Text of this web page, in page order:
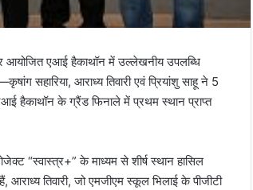
आयोजित एआई हैकाथॉन में उल्लेखनीय उपलब्धि
सहारिया, आराध्य तिवारी एवं प्रियांशु साहू ने 5
हैकाथॉन के ग्रैंड फिनाले में प्रथम स्थान प्राप्त
“स्वास्त्र+” के माध्यम से शीर्ष स्थान हासिल
तिवारी, जो एमजीएम स्कूल भिलाई के पीजीटी